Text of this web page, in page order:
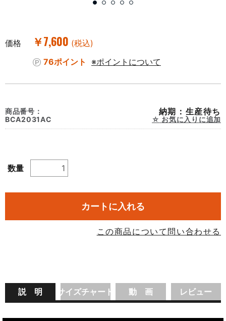
価格 ￥7,600 (税込)
76ポイント
※ポイントについて
商品番号：
BCA2031AC
納期：生産待ち
お気に入りに追加
数量
カートに入れる
この商品について問い合わせる
説 明 サイズチャート 動 画 レビュー